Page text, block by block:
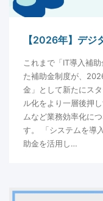
【2026年】デジ
これまで「IT導入補
た補助金制度が、
金」として新たにス
ル化をより一層後押
ムなど業務効率化に
す。 「システムを導
助金を活用し…